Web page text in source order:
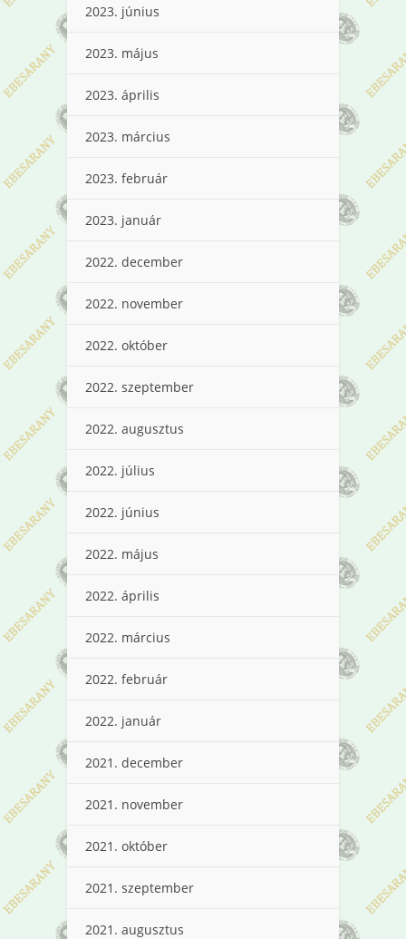
2023. június
2023. május
2023. április
2023. március
2023. február
2023. január
2022. december
2022. november
2022. október
2022. szeptember
2022. augusztus
2022. július
2022. június
2022. május
2022. április
2022. március
2022. február
2022. január
2021. december
2021. november
2021. október
2021. szeptember
2021. augusztus